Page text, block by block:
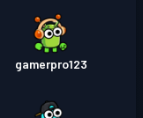
gamerpro123